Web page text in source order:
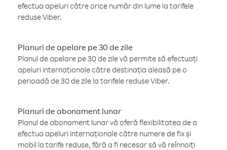
efectua apeluri către orice număr din lume la tarifele
reduse Viber.
Planuri de apelare pe 30 de zile
Planul de apelare pe 30 de zile vă permite să efectuați
apeluri internaționale către destinația aleasă pe o
perioadă de 30 de zile la tarifele reduse Viber.
Planuri de abonament lunar
Planul de abonament lunar vă oferă flexibilitatea de a
efectua apeluri internaționale către numere de fix și
mobil la tarife reduse, fără a fi necesar să vă reînnoiți